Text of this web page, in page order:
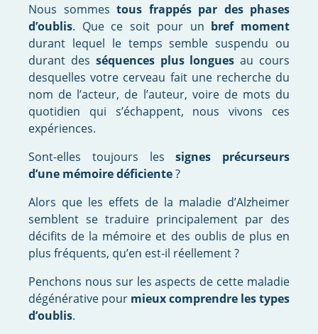
Nous sommes tous frappés par des phases
d’oublis. Que ce soit pour un bref moment
durant lequel le temps semble suspendu ou
durant des séquences plus longuesau cours
desquelles votre cerveau fait une recherche du
nom de l’acteur, de l’auteur, voire de mots du
quotidien qui s’échappent, nous vivons ces
expériences.
Sont-elles toujours lessignes précurseurs
d’une mémoire déficiente?
Alors que les effets de la maladie d’Alzheimer
semblent se traduire principalement par des
décifits de la mémoire et des oublis de plus en
plus fréquents, qu’en est-il réellement ?
Penchons nous sur les aspects de cette maladie
dégénérative pour mieux comprendre les types
d’oublis.